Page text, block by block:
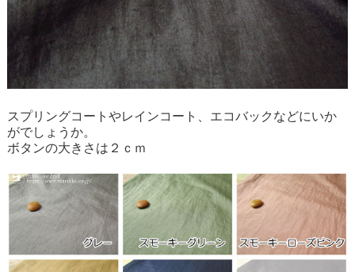
スプリングコートやレインコート、エコバックなどにいか
がでしょうか。
ボタンの大きさは２ｃｍ